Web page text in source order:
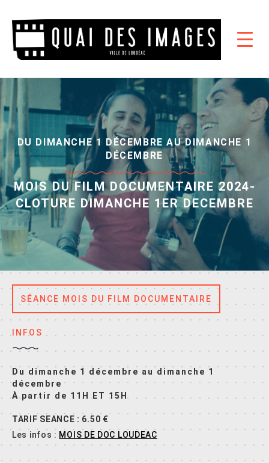
DU DIMANCHE 1 DÉCEMBRE AU DIMANCHE 1
DÉCEMBRE
MOIS DU FILM DOCUMENTAIRE 2024-
CLOTURE DIMANCHE 1ER DECEMBRE
SÉANCE MOIS DU FILM DOCUMENTAIRE
INFOS
Du dimanche 1 décembre au dimanche 1
décembre
À partir de 11H ET 15H
TARIF SEANCE : 6.50 €
Les infos : MOIS DE DOC LOUDEAC